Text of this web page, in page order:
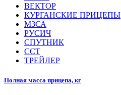
ВЕКТОР
КУРГАНСКИЕ ПРИЦЕПЫ
МЗСА
РУСИЧ
СПУТНИК
ССТ
ТРЕЙЛЕР
Полная масса прицепа, кг